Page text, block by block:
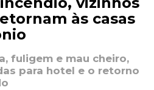
às casas
fuligem e mau cheiro,
para hotel e o retorno